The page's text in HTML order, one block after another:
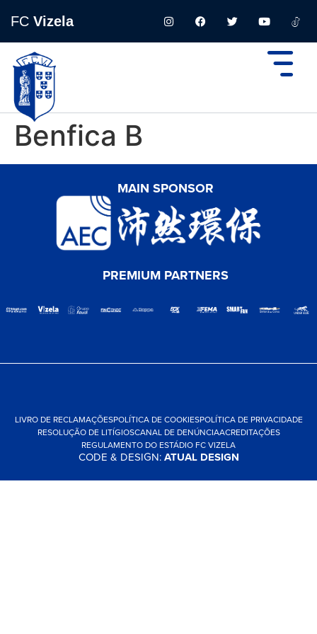
FC Vizela
Benfica B
MAIN SPONSOR
PREMIUM PARTNERS
LIVRO DE RECLAMAÇÕESPOLÍTICA DE COOKIESPOLÍTICA DE PRIVACIDADE
RESOLUÇÃO DE LITÍGIOSCANAL DE DENÚNCIAACREDITAÇÕES
REGULAMENTO DO ESTÁDIO FC VIZELA
CODE & DESIGN:ATUAL DESIGN